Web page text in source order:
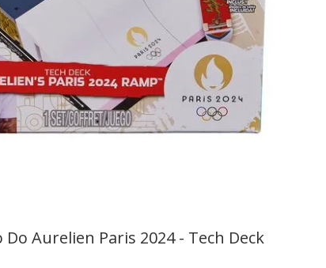
Do Aurelien Paris 2024 - Tech Deck